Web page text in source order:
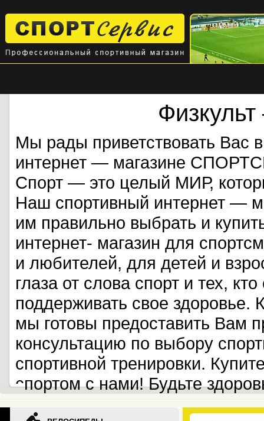
Мы рады приветствовать Вас
интернет — магазине
Спорт — это целый МИР,
Наш спортивный интернет —
им правильно выбрать и
интернет- магазин для
и любителей, для детей и
глаза от слова спорт и тех,
поддерживать свое
мы готовы предоставить Вам
консультацию по выбору
спортивной тренировки.
спортом с нами! Будьте